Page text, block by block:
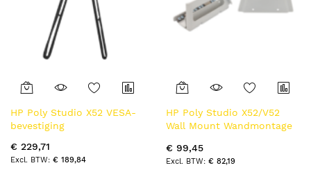
HP Poly Studio X52 VESA-
bevestiging
€ 229,71
€ 189,84
HP Poly Studio X52/V52
Wall Mount Wandmontage
€ 99,45
€ 82,19